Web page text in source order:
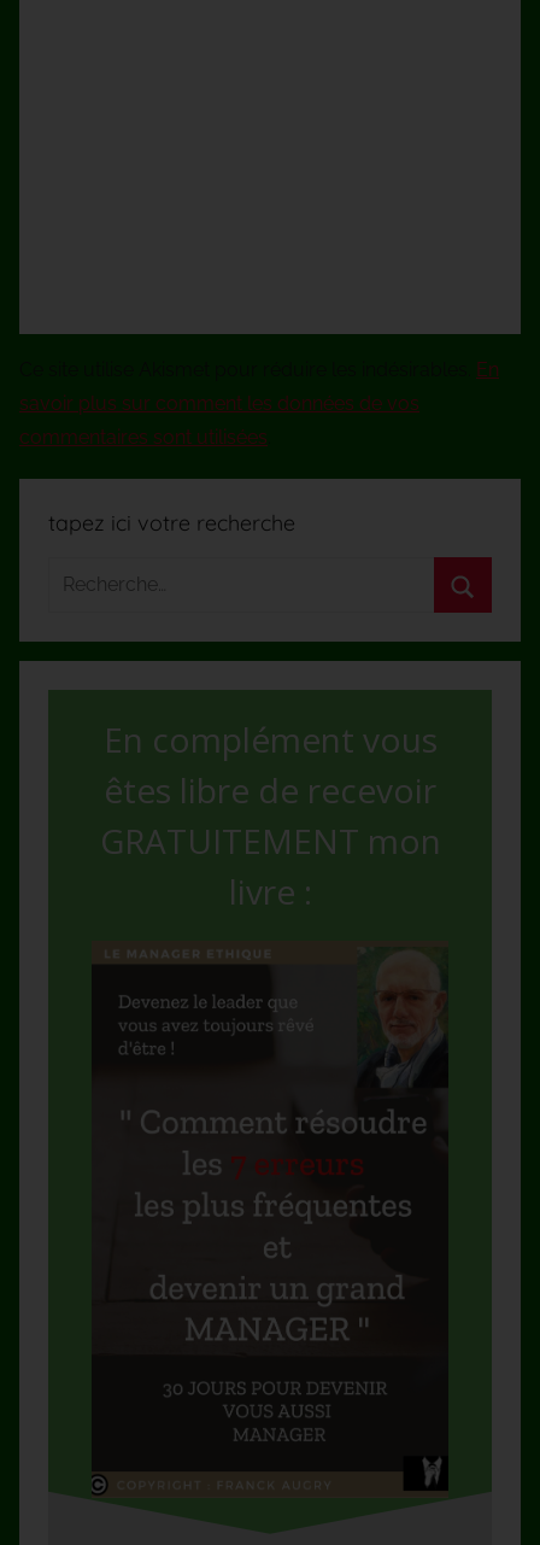
En
savoir plus sur comment les données de vos
commentaires sont utilisées
tapez ici votre recherche
En complément vous
êtes libre de recevoir
GRATUITEMENT mon
livre :